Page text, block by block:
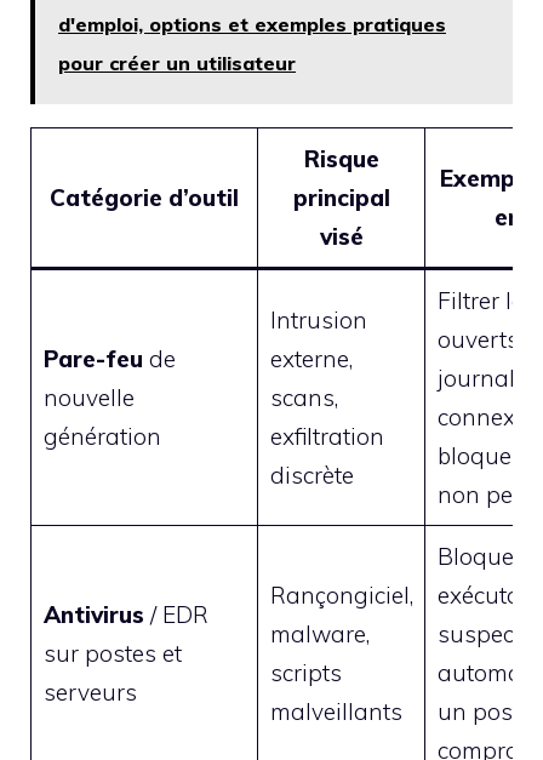
d'emploi, options et exemples pratiques
pour créer un utilisateur
Catégorie d’outil
Risque
principal
visé
Exemple
en
Pare-feu de
nouvelle
génération
Intrusion
externe,
scans,
exfiltration
discrète
Filtrer
ouverts,
bloquer
non
Antivirus / EDR
sur postes et
serveurs
Rançongiciel,
malware,
scripts
malveillants
Bloquer
suspect,
un poste